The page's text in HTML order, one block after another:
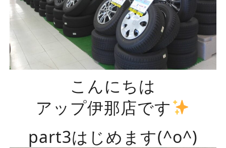
こんにちは
アップ伊那店です
part3はじめます(^o^)